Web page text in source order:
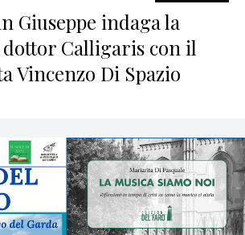
Giuseppe indaga la
Calligaris con il
Vincenzo Di Spazio